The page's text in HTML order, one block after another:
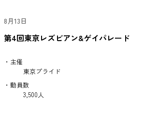
8月13日
第4回東京レズビアン&ゲイパレード
・主催
東京プライド
・動員数
3,500人